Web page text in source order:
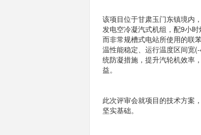
该项目位于甘肃玉门东镇境内
发电空冷凝汽式机组，配9小
而非常规槽式电站所使用的联
温性能稳定、运行温度区间
统防凝措施，提升汽轮机效率
益。
此次评审会就项目的技术方案
坚实基础。